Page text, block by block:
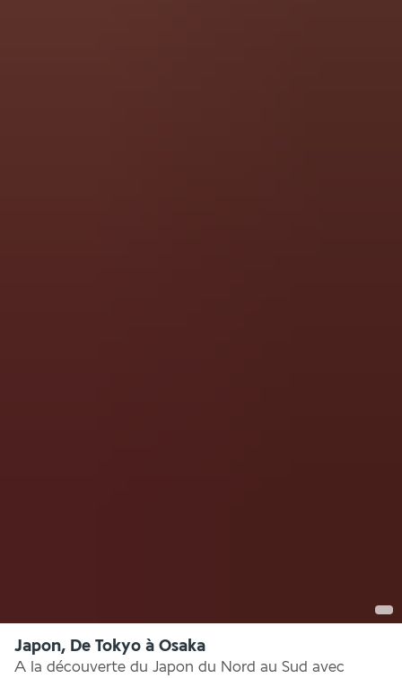
Japon, De Tokyo à Osaka
A la découverte du Japon du Nord au Sud avec